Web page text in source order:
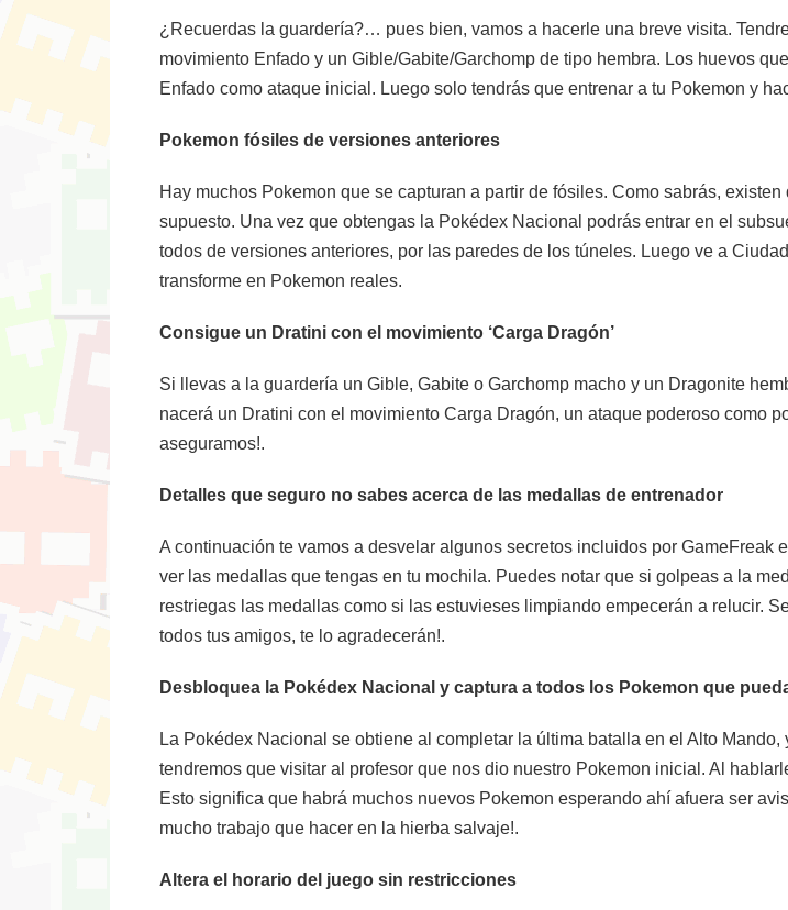
¿Recuerdas la guardería?… pues bien, vamos a hacerle una breve visita.
movimiento Enfado y un Gible/Gabite/Garchomp de tipo hembra. Los huevos
Enfado como ataque inicial. Luego solo tendrás que entrenar a tu Pokemon y
Pokemon fósiles de versiones anteriores
Hay muchos Pokemon que se capturan a partir de fósiles. Como sabrás,
supuesto. Una vez que obtengas la Pokédex Nacional podrás entrar en el
todos de versiones anteriores, por las paredes de los túneles. Luego ve a
transforme en Pokemon reales.
Consigue un Dratini con el movimiento ‘Carga Dragón’
Si llevas a la guardería un Gible, Gabite o Garchomp macho y un Dragonite
nacerá un Dratini con el movimiento Carga Dragón, un ataque poderoso como
aseguramos!.
Detalles que seguro no sabes acerca de las medallas de entrenador
A continuación te vamos a desvelar algunos secretos incluidos por GameFreak
ver las medallas que tengas en tu mochila. Puedes notar que si golpeas a la
restriegas las medallas como si las estuvieses limpiando empecerán a relucir.
todos tus amigos, te lo agradecerán!.
Desbloquea la Pokédex Nacional y captura a todos los Pokemon que
La Pokédex Nacional se obtiene al completar la última batalla en el Alto
tendremos que visitar al profesor que nos dio nuestro Pokemon inicial. Al
Esto significa que habrá muchos nuevos Pokemon esperando ahí afuera ser
mucho trabajo que hacer en la hierba salvaje!.
Altera el horario del juego sin restricciones